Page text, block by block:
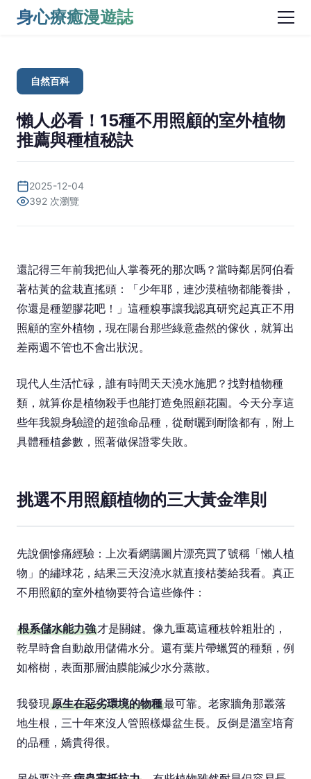
身心療癒漫遊誌
自然百科
懶人必看！15種不用照顧的室外植物
推薦與種植秘訣
2025-12-04
392 次瀏覽
還記得三年前我把仙人掌養死的那次嗎？當時鄰居阿伯看
著枯黃的盆栽直搖頭：「少年耶，連沙漠植物都能養掛，
你還是種塑膠花吧！」這種糗事讓我認真研究起真正不用
照顧的室外植物，現在陽台那些綠意盎然的傢伙，就算出
差兩週不管也不會出狀況。
現代人生活忙碌，誰有時間天天澆水施肥？找對植物種
類，就算你是植物殺手也能打造免照顧花園。今天分享這
些年我親身驗證的超強命品種，從耐曬到耐陰都有，附上
具體種植參數，照著做保證零失敗。
挑選不用照顧植物的三大黃金準則
先說個慘痛經驗：上次看網購圖片漂亮買了號稱「懶人植
物」的繡球花，結果三天沒澆水就直接枯萎給我看。真正
不用照顧的室外植物要符合這些條件：
根系儲水能力強才是關鍵。像九重葛這種枝幹粗壯的，
乾旱時會自動啟用儲備水分。還有葉片帶蠟質的種類，例
如榕樹，表面那層油膜能減少水分蒸散。
我發現原生在惡劣環境的物種最可靠。老家牆角那叢落
地生根，三十年來沒人管照樣爆盆生長。反倒是溫室培育
的品種，嬌貴得很。